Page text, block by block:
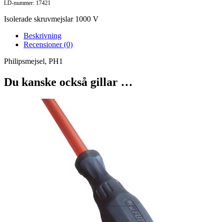
LD-nummer: 17421
Isolerade skruvmejslar 1000 V
Beskrivning
Recensioner (0)
Philipsmejsel, PH1
Du kanske också gillar …